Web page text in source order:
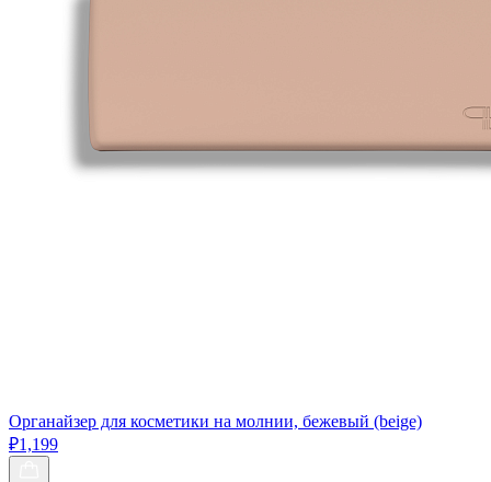
Органайзер для косметики на молнии, бежевый (beige)
₽1,199